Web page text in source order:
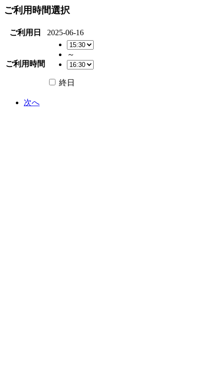
ご利用時間選択
ご利用日 2025-06-16
ご利用時間
～
終日
次へ